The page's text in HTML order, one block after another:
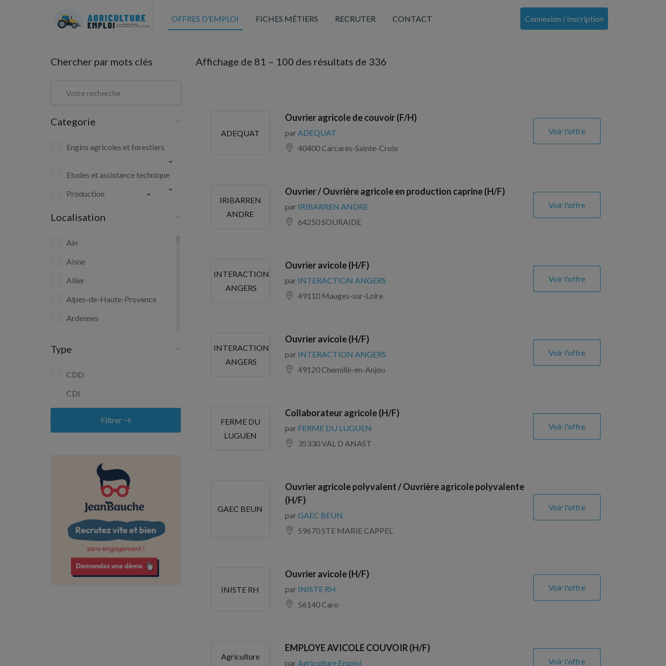
OFFRES D’EMPLOI FICHES MÉTIERS RECRUTER CONTACT Connexion / Inscription
Chercher par mots clés
Categorie
Engins agricoles et forestiers
Etudes et assistance technique
Production
Localisation
Ain
Aisne
Allier
Alpes-de-Haute-Provence
Ardennes
Aude
Aveyron
Bas-Rhin
Calvados
Charente-Maritime
Corrèze
Côte-d'Or
Côtes-d'Armor
Creuse
Type
CDD
CDI
Filtrer
Affichage de 81 – 100 des résultats de 336
ADEQUAT
Ouvrier agricole de couvoir (F/H)
parADEQUAT
40400 Carcarès-Sainte-Croix
Voir l'offre
IRIBARREN
ANDRE
Ouvrier / Ouvrière agricole en production caprine (H/F)
par IRIBARREN ANDRE
64250 SOURAIDE
Voir l'offre
INTERACTION
ANGERS
Ouvrier avicole (H/F)
par INTERACTION ANGERS
49110 Mauges-sur-Loire
Voir l'offre
INTERACTION
ANGERS
Ouvrier avicole (H/F)
par INTERACTION ANGERS
49120 Chemillé-en-Anjou
Voir l'offre
FERME DU
LUGUEN
Collaborateur agricole (H/F)
par FERME DU LUGUEN
35330 VAL D ANAST
Voir l'offre
GAEC BEUN
Ouvrier agricole polyvalent / Ouvrière agricole polyvalente
(H/F)
parGAEC BEUN
59670 STE MARIE CAPPEL
Voir l'offre
INISTE RH
Ouvrier avicole (H/F)
par INISTE RH
56140 Caro
Voir l'offre
Agriculture
EMPLOYE AVICOLE COUVOIR (H/F)
parAgriculture Emploi
Voir l'offre